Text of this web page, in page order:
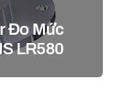
Đo Mức
LR580